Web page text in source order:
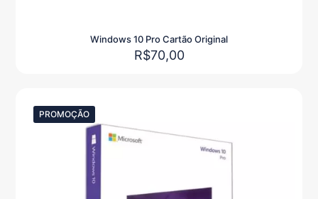
Windows 10 Pro Cartão Original
R$70,00
PROMOÇÃO